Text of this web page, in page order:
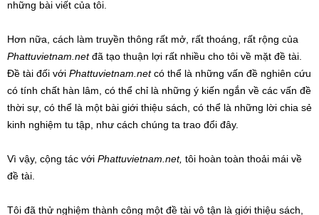
những bài viết của tôi.
Hơn nữa, cách làm truyền thông rất mở, rất thoáng, rất rộng của
Phattuvietnam.netđã tạo thuận lợi rất nhiều cho tôi về mặt đề tài.
Đề tài đối với Phattuvietnam.netcó thể là những vấn đề nghiên cứu
có tính chất hàn lâm, có thể chỉ là những ý kiến ngắn về các vấn đề
thời sự, có thể là một bài giới thiệu sách, có thể là những lời chia sẻ
kinh nghiệm tu tập, như cách chúng ta trao đổi đây.
Vì vậy, cộng tác với Phattuvietnam.net, tôi hoàn toàn thoải mái về
đề tài.
Tôi đã thử nghiệm thành công một đề tài vô tận là giới thiệu sách,